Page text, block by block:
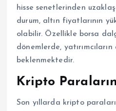
hisse senetlerinden
durum, altın fiyatlarının
olabilir. Özellikle borsa
dönemlerde,
beklenmektedir.
Kripto
Son yıllarda kripto